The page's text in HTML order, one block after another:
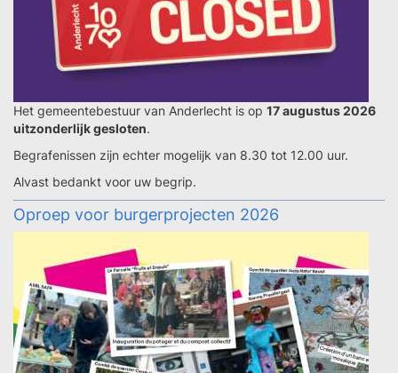
Het gemeentebestuur van Anderlecht is op 17 augustus 2026
uitzonderlijk gesloten.
Begrafenissen zijn echter mogelijk van 8.30 tot 12.00 uur.
Alvast bedankt voor uw begrip.
Oproep voor burgerprojecten 2026